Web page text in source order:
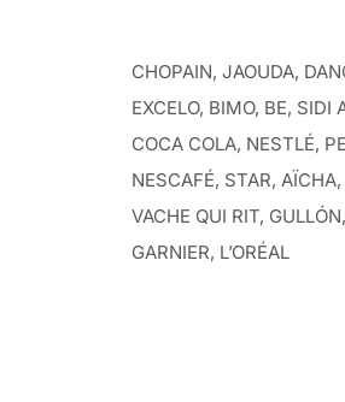
CHOPAIN, JAOUDA,
EXCELO, BIMO, BE, SIDI
COCA COLA, NESTLÉ,
NESCAFÉ, STAR,
VACHE QUI RIT,
GARNIER, L’ORÉAL